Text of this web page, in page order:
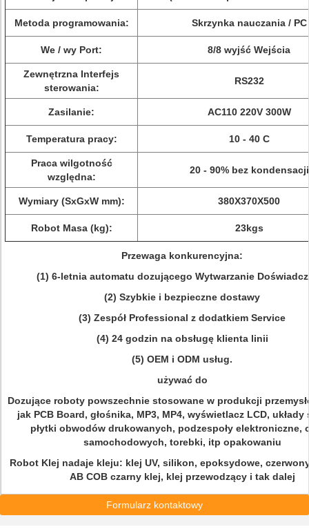
Metoda programowania: Skrzynka nauczania / PC
We / wy Port: 8/8 wyjść Wejścia
Zewnętrzna Interfejs
sterowania:
RS232
Zasilanie: AC110 220V 300W
Temperatura pracy: 10 - 40 C
Praca wilgotność
względna:
20 - 90% bez kondensacji
Wymiary (SxGxW mm): 380X370X500
Robot Masa (kg): 23kgs
Przewaga konkurencyjna:
(1) 6-letnia automatu dozującego Wytwarzanie
(2) Szybkie i bezpieczne dostawy
(3) Zespół Professional z dodatkiem Service
(4) 24 godzin na obsługę klienta linii
(5) OEM i ODM usług.
używać do
Dozujące roboty powszechnie stosowane w produkcji
jak PCB Board, głośnika, MP3, MP4, wyświetlacz LCD, układy
płytki obwodów drukowanych, podzespoły elektroniczne,
samochodowych, torebki, itp opakowaniu
Robot Klej nadaje kleju: klej UV, silikon, epoksydowe,
AB COB czarny klej, klej przewodzący i tak dalej
Formularz kontaktowy